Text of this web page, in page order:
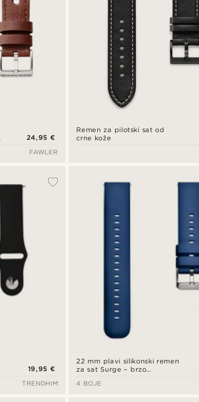
24,95 €
FAWLER
Remen za pilotski sat od
crne kože
19,95 €
TRENDHIM
22 mm plavi silikonski remen
za sat Surge – brzo
4 BOJE